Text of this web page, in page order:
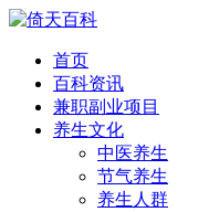
首页
百科资讯
兼职副业项目
养生文化
中医养生
节气养生
养生人群